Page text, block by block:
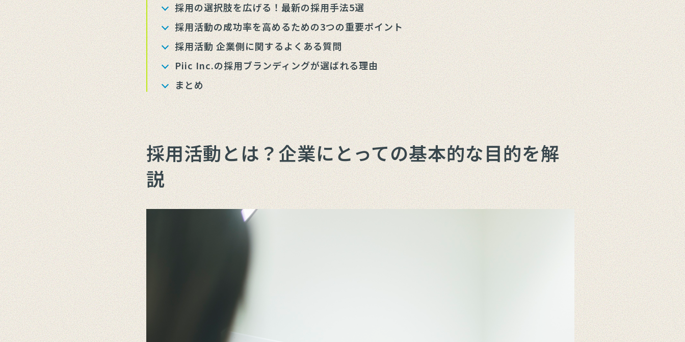
採用の選択肢を広げる！最新の採用手法5選
採用活動の成功率を高めるための3つの重要ポイント
採用活動 企業側に関するよくある質問
Piic Inc.の採用ブランディングが選ばれる理由
まとめ
採用活動とは？企業にとっての基本的な目的を解
説